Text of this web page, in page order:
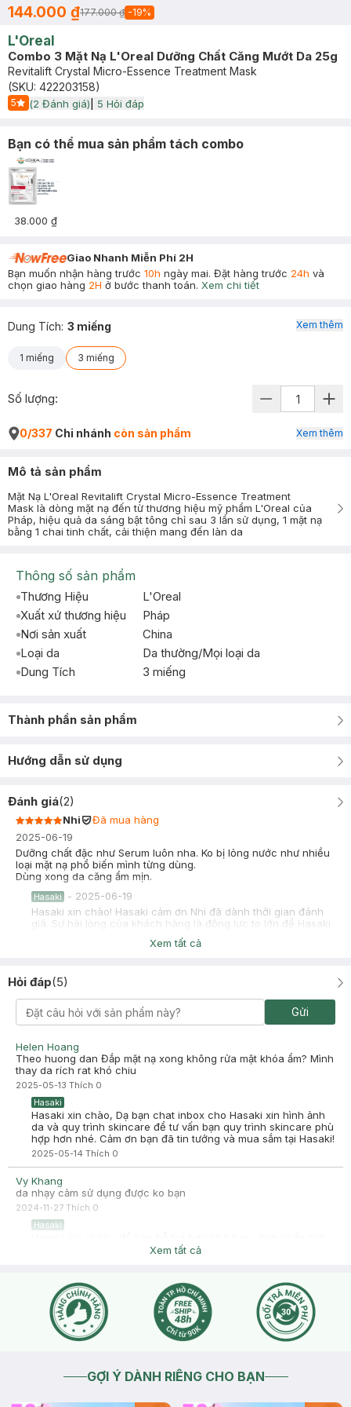
144.000 ₫177.000 ₫ -19%
L'Oreal
Combo 3 Mặt Nạ L'Oreal Dưỡng Chất Căng Mướt Da 25g
Revitalift Crystal Micro-Essence Treatment Mask
(SKU: 422203158)
5
Start Icon
(2 Đánh giá) 5 Hỏi đáp
Bạn có thể mua sản phẩm tách combo
38.000 ₫
Giao Nhanh Miễn Phí 2H
Bạn muốn nhận hàng trước 10h ngày mai. Đặt hàng trước 24h và
chọn giao hàng 2H ở bước thanh toán. Xem chi tiết
Dung Tích: 3 miếng
1 miếng 3 miếng
Xem thêm
Số lượng:
0/337 Chi nhánh còn sản phẩm Xem thêm
Mô tả sản phẩm
Mặt Nạ L'Oreal Revitalift Crystal Micro-Essence Treatment
Mask là dòng mặt nạ đến từ thương hiệu mỹ phẩm L'Oreal của
Pháp, hiệu quả da sáng bật tông chỉ sau 3 lần sử dụng, 1 mặt nạ
bằng 1 chai tinh chất, cải thiện mang đến làn da
Thông số sản phẩm
Thương Hiệu
L'Oreal
Xuất xứ thương hiệu
Pháp
Nơi sản xuất
China
Loại da
Da thường/Mọi loại da
Dung Tích
3 miếng
Thành phần sản phẩm
Hướng dẫn sử dụng
Đánh giá(2)
Nhi
Đã mua hàng
2025-06-19
Dưỡng chất đặc như Serum luôn nha. Ko bị lỏng nước như nhiều
loại mặt nạ phổ biến mình từng dùng.
Dùng xong da căng ẩm mịn.
Hasaki - 2025-06-19
Hasaki xin chào! Hasaki cảm ơn Nhi đã dành thời gian đánh
giá. Sự hài lòng của khách hàng là động lực to lớn để Hasaki
ngày càng phát triển hơn nữa về chất lượng dịch vụ. Cảm ơn
bạn đã tin tưởng và mua sắm tại Hasaki!
2024-03-12
Cấp ẩm siêu đỉnh
Xem tất cả
Hỏi đáp(5)
Gửi
Helen Hoang
Theo huong dan Đắp mặt nạ xong không rửa mặt khóa ẩm? Mình
thay da rích rat khó chiu
2025-05-13 Thích 0
Hasaki
Hasaki xin chào, Dạ bạn chat inbox cho Hasaki xin hình ảnh
da và quy trình skincare để tư vấn bạn quy trình skincare phù
hợp hơn nhé. Cảm ơn bạn đã tin tưởng và mua sắm tại Hasaki!
2025-05-14 Thích 0
Vy Khang
da nhạy cảm sử dụng được ko bạn
2024-11-27 Thích 0
Hasaki
phần "chat với chúng tôi" cho mình biết thêm tình trạng da
Xem tất cả
GỢI Ý DÀNH RIÊNG CHO BẠN